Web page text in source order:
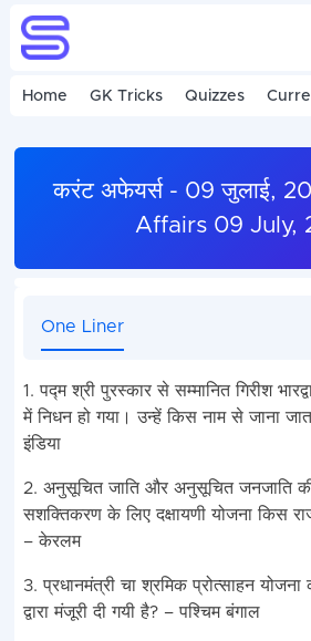
Home GK Tricks Quizzes
करंट अफेयर्स - 09 जुलाई,
Affairs 09 July,
One Liner
1. पद्म श्री पुरस्कार से सम्मानित गिरीश
में निधन हो गया। उन्हें किस नाम से जाना
इंडिया
2. अनुसूचित जाति और अनुसूचित जनजाति
सशक्तिकरण के लिए दक्षायणी योजना किस
– केरलम
3. प्रधानमंत्री चा श्रमिक प्रोत्साहन
द्वारा मंजूरी दी गयी है? – पश्चिम बंगाल